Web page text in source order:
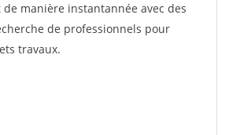
manière instantannée avec des
de professionnels pour
travaux.